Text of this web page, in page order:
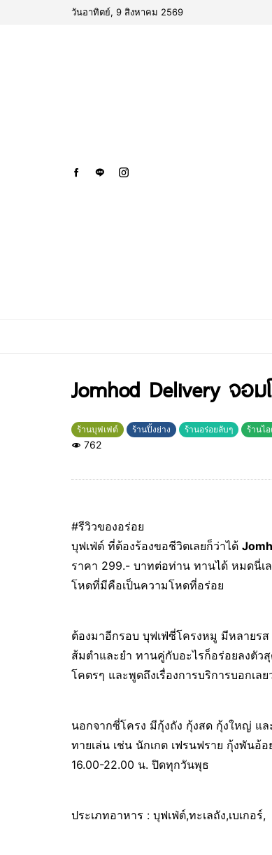
วันอาทิตย์, 9 สิงหาคม 2569
Jomhod Delivery จอ
ร้านบุฟเฟต์ ร้านปิ้งย่าง ร้านอร่อยลับๆ ร้านไ
762
#รีวิวของอร่อย
บุฟเฟ่ต์ ที่ต้องร้องขอชีวิตเลยก็ว่าได้
ราคา 299.- บาทต่อท่าน ทานได้ หมดนี่เ
โหดที่มีคือเป็นความโหดที่อร่อย
ต้องมาอีกรอบ บุฟเฟ่ซี่โครงหมู มีหลายร
ส้มตำและยำ ทานคู่กับอะไรก็อร่อยลงตัว
โคตรๆ และพูดถึงเรื่องการบริการบอกเล
นอกจากซี่โครง มีกุ้งถัง กุ้งสด กุ้งใหญ่ แ
ทายเล่น เช่น นักเกต เฟรนฟราย กุ้งพันอ้
16.00-22.00 น. ปิดทุกวันพุธ
ประเภทอาหาร : บุฟเฟ่ต์,ทะเลถัง,เบเกอร์,